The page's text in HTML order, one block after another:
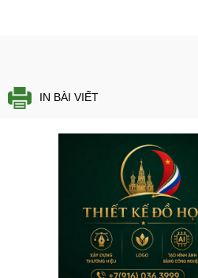
IN BÀI VIẾT